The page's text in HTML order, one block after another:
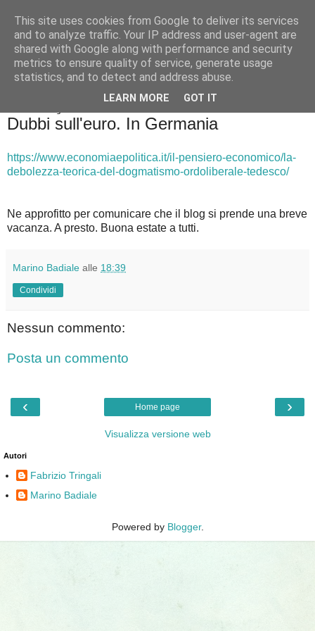
Badiale & Tringali
Dubbi sull'euro. In Germania
https://www.economiaepolitica.it/il-pensiero-economico/la-
debolezza-teorica-del-dogmatismo-ordoliberale-tedesco/
Ne approfitto per comunicare che il blog si prende una breve
vacanza. A presto. Buona estate a tutti.
Marino Badiale alle 18:39
Condividi
Nessun commento:
Posta un commento
‹ ›
Home page
Visualizza versione web
Autori
Fabrizio Tringali
Marino Badiale
Powered by Blogger.
This site uses cookies from Google to deliver its services
and to analyze traffic. Your IP address and user-agent are
shared with Google along with performance and security
metrics to ensure quality of service, generate usage
statistics, and to detect and address abuse.
LEARN MORE GOT IT